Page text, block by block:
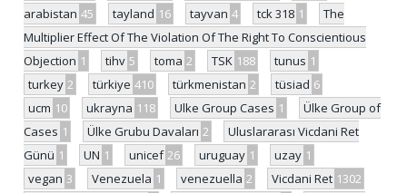
arabistan 45 tayland 16 tayvan 4 tck 318 1
The
Multiplier Effect Of The Violation Of The Right To Conscientious
Objection 1 tihv 5 toma 2 TSK 188 tunus 1
turkey 2 türkiye 410 türkmenistan 2 tüsiad 6
ucm 10 ukrayna 118 Ulke Group Cases 1
Ülke Group of
Cases 1 Ülke Grubu Davaları 2
Uluslararası Vicdani Ret
Günü 1 UN 1 unicef 26 uruguay 1 uzay 1
vegan 3 Venezuela 1 venezuella 2 Vicdani Ret 1302